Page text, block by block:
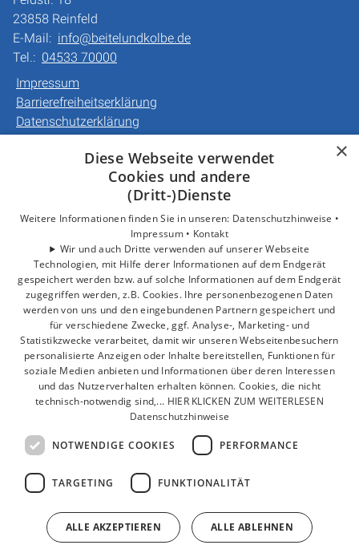
23858 Reinfeld
E-Mail: info@beitelundkolbe.de
Tel.: 04533 70000
Impressum
Barrierefreiheitserklärung
Datenschutzerklärung
Gewerbekunden
Unternehmen
Kontakt
×
Diese Webseite verwendet
Cookies und andere
(Dritt-)Dienste
Weitere Informationen finden Sie in unseren: Datenschutzhinweise •
Impressum • Kontakt
Wir und auch Dritte verwenden auf unserer Webseite
Technologien, mit Hilfe derer Informationen auf dem Endgerät
gespeichert werden bzw. auf solche Informationen auf dem Endgerät
zugegriffen werden, z.B. Cookies. Ihre personenbezogenen Daten
werden von uns und den eingebundenen Partnern gespeichert und
für verschiedene Zwecke, ggf. Analyse-, Marketing- und
Statistikzwecke verarbeitet, damit wir unseren Webseitenbesuchern
personalisierte Anzeigen oder Inhalte bereitstellen, Funktionen für
soziale Medien anbieten und Informationen über deren Interessen
und das Nutzerverhalten erhalten können. Cookies, die nicht
technisch-notwendig sind,... HIER KLICKEN ZUM WEITERLESEN
Datenschutzhinweise
NOTWENDIGE COOKIES PERFORMANCE
TARGETING FUNKTIONALITÄT
ALLE AKZEPTIEREN ALLE ABLEHNEN